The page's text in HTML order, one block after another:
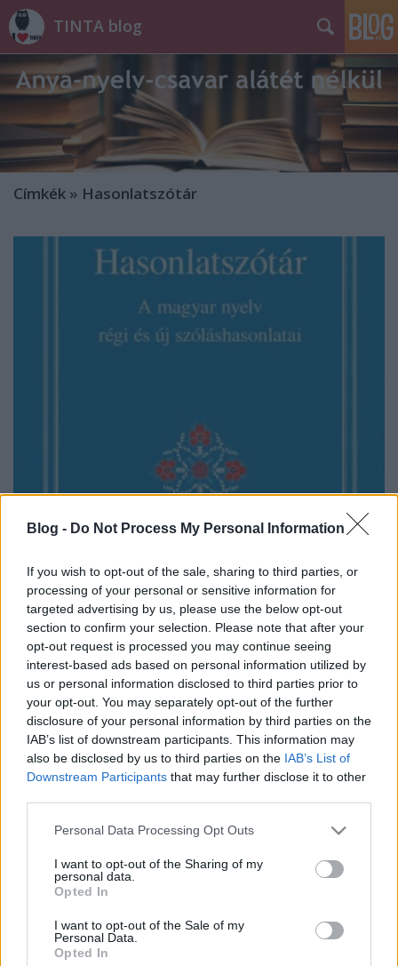
Blog - Do Not Process My Personal Information
If you wish to opt-out of the sale, sharing to third parties, or
processing of your personal or sensitive information for
targeted advertising by us, please use the below opt-out
section to confirm your selection. Please note that after your
opt-out request is processed you may continue seeing
interest-based ads based on personal information utilized by
us or personal information disclosed to third parties prior to
your opt-out. You may separately opt-out of the further
disclosure of your personal information by third parties on the
IAB’s list of downstream participants. This information may
also be disclosed by us to third parties on the IAB’s List of
Downstream Participants that may further disclose it to other
Please note that this website/app uses one or more Google
not limited to your visit or usage behaviour. You may click to
grant or deny consent to Google and its third-party tags to
use your data for below specified purposes in below Google
consent section.
Personal Data Processing Opt Outs
I want to opt-out of the Sharing of my
personal data.
Opted In
I want to opt-out of the Sale of my
Personal Data.
Opted In
TINTA blog
Címkék » Hasonlatszótár
TINTA Könyvkiadó
Megjelent: Magyar Nyelv, 114. évf. 2. sz. (2018. nyár):
227-236. A magyar lexikográfiai irodalom
viszonylag sokáig elhanyagolta a frazeológiai
egységek leírását. Noha a 19. században több
szólás- és közmondásgyűjtemény is megjelent (pl.
Dugonics András, Erdélyi János, Sirisaka Andor vagy
Margalits…